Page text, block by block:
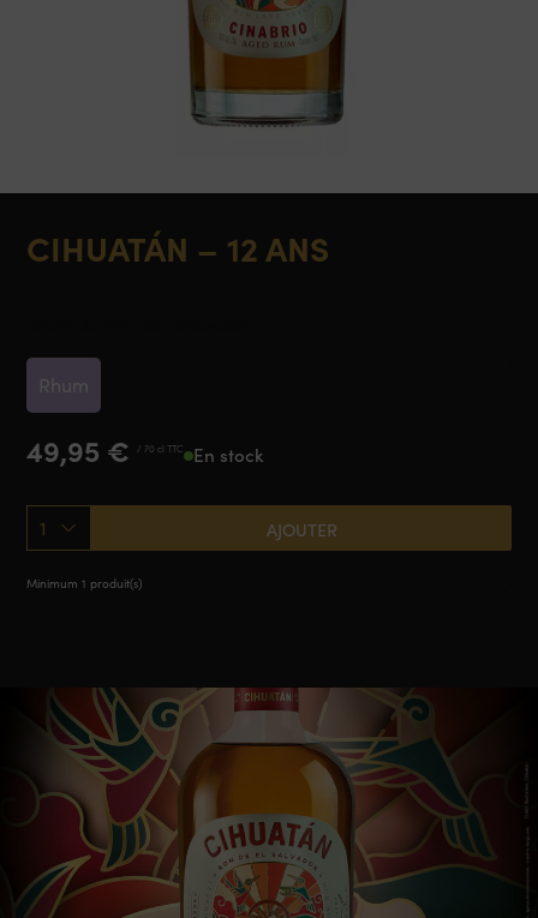
CIHUATÁN – 12 ANS
49,95 € / 70 cl TTC En stock
1 AJOUTER
Minimum 1 produit(s)
Rhum